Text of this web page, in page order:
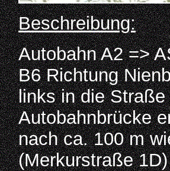
Beschreibung:
Autobahn A2 =>
B6 Richtung
links in die
Autobahnbrücke
nach ca. 100 m
(Merkurstraße 1D)